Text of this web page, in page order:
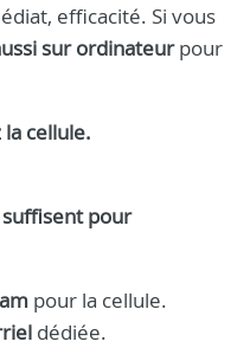
efficacité. Si vous
sur ordinateurpour
cellule.
pour
pour la cellule.
dédiée.